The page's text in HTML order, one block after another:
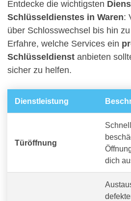
Entdecke die wichtigsten
Schlüsseldienstes in Waren:
über Schlosswechsel bis hin
Erfahre, welche Services ein
Schlüsseldienst anbieten
sicher zu helfen.
Dienstleistung
Türöffnung
dich